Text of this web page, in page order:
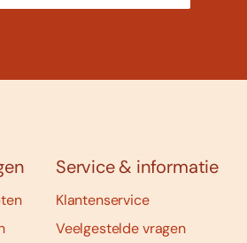
Service & informatie
Klantenservice
Veelgestelde vragen